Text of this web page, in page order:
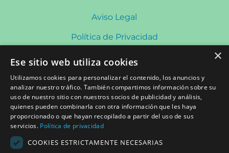
Aviso Legal
Política de Privacidad
Política de Cookies
Política de Redes Sociales
CONTACTO
Plaza Saint Herblain, s/n 08840 Viladecans
Lunes a Viernes de 8:00 a 20:30h Sábados: 9:00 a
×
Ese sitio web utiliza cookies
Utilizamos cookies para personalizar el contenido, los anuncios y
analizar nuestro tráfico. También compartimos información sobre su
uso de nuestro sitio con nuestros socios de publicidad y análisis,
quienes pueden combinarla con otra información que les haya
proporcionado o que hayan recopilado a partir del uso de sus
servicios. Política de privacidad
COOKIES ESTRICTAMENTE NECESARIAS